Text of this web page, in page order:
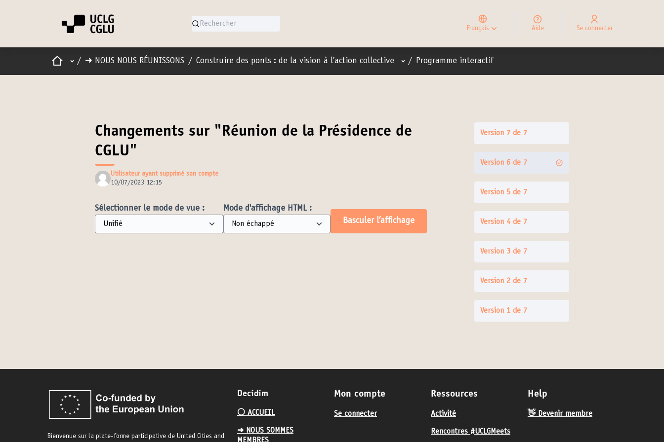
Français
Elegir el idioma
Choose language
Aide Se connecter
AccueilMenu principal
/ ➜ NOUS NOUS RÉUNISSONS / Construire des ponts : de la vision à l’action collective Menu utilisateur
/ Programme interactif
Changements sur "Réunion de la Présidence de
CGLU"
Utilisateur ayant supprimé son compte
10/07/2023 12:15
Sélectionner le mode de vue :
Mode d'affichage HTML :
Basculer l’affichage
Version 7 de 7
Version 6 de 7
Version 5 de 7
Version 4 de 7
Version 3 de 7
Version 2 de 7
Version 1 de 7
Bienvenue sur la plate-forme participative de United Cities and
Decidim
⚪️ ACCUEIL
➜ NOUS SOMMES
Mon compte
Se connecter
Ressources
Activité
Rencontres #UCLGMeets
Help
👋 Devenir membre